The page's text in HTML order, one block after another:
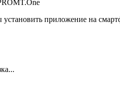
приложение на